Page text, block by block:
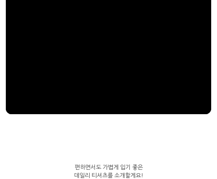
편하면서도 가볍게 입기 좋은
데일리 티셔츠를 소개할게요!